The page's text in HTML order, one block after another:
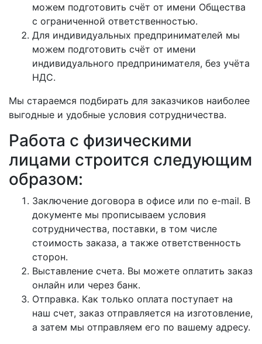
можем подготовить счёт от имени Общества
с ограниченной ответственностью.
Для индивидуальных предпринимателей мы
можем подготовить счёт от имени
индивидуального предпринимателя, без учёта
НДС.
Мы стараемся подбирать для заказчиков наиболее
выгодные и удобные условия сотрудничества.
Работа с физическими
лицами строится следующим
образом:
Заключение договора в офисе или по e-mail. В
документе мы прописываем условия
сотрудничества, поставки, в том числе
стоимость заказа, а также ответственность
сторон.
Выставление счета. Вы можете оплатить заказ
онлайн или через банк.
Отправка. Как только оплата поступает на
наш счет, заказ отправляется на изготовление,
а затем мы отправляем его по вашему адресу.